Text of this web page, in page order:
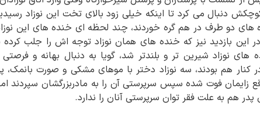
دنبال می کرد تا اینکه خیلی زود بالای تخت این نوزاد
های دو طرف در هم گره خوردند، چند لحظه ای خنده های این
این بازدید نیز که خنده های همان نوزاد توجه اش را جلب
نوزاد شیرین تر و بلندتر شد، گویا به دنبال بهانه و
کنار هم بودند، سه نوزاد دختر با موهای مشکی و صورت
هم به علت فقر توان سرپرستی آنان را ندارد.